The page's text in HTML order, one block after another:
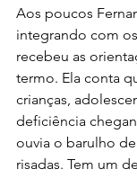
Aos poucos
integrando com
recebeu as
termo. Ela conta
crianças,
deficiência
ouvia o barulho
risadas. Tem um